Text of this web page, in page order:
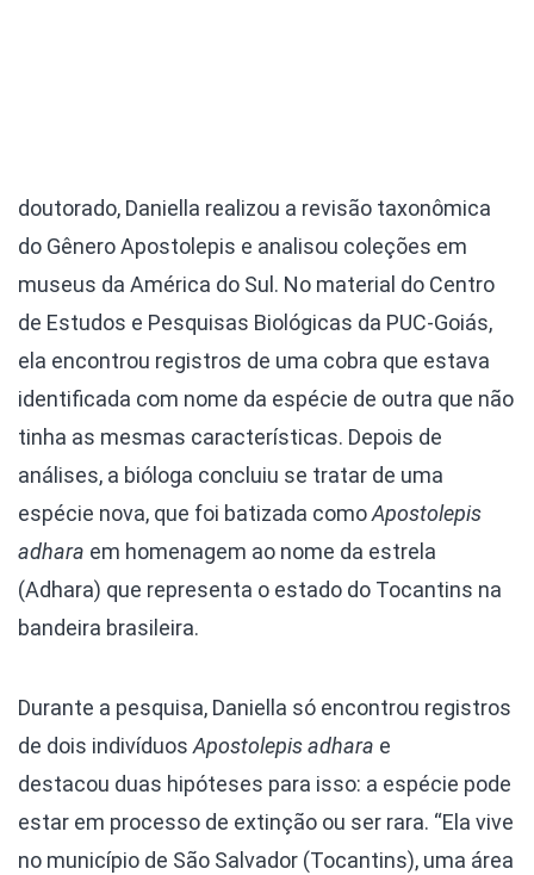
doutorado, Daniella realizou a revisão taxonômica
do Gênero Apostolepis e analisou coleções em
museus da América do Sul. No material do Centro
de Estudos e Pesquisas Biológicas da PUC-Goiás,
ela encontrou registros de uma cobra que estava
identificada com nome da espécie de outra que não
tinha as mesmas características. Depois de
análises, a bióloga concluiu se tratar de uma
espécie nova, que foi batizada comoApostolepis
adhara em homenagem ao nome da estrela
(Adhara) que representa o estado do Tocantins na
bandeira brasileira.
Durante a pesquisa, Daniella só encontrou registros
de dois indivíduos Apostolepis adhara e
destacou duas hipóteses para isso: a espécie pode
estar em processo de extinção ou ser rara. “Ela vive
no município de São Salvador (Tocantins), uma área